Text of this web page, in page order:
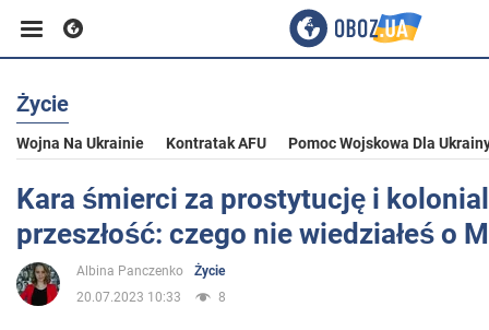
Biznes
Sport
Rozrywka
Życie
Wojna Na Ukrainie Kontratak AFU Pomoc Wojskowa Dla
Kara śmierci za prostytucję i
przeszłość: czego nie wiedziałeś o
Albina Panczenko
Życie
20.07.2023 10:33
8